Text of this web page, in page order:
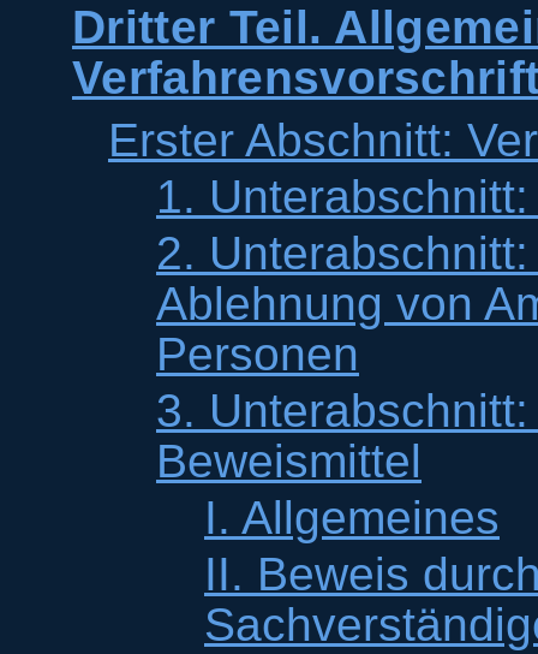
Dritter Teil.
Erster Abschnitt:
1.
2.
Ablehnung von
Personen
3.
Beweismittel
I. Allgemeines
II. Beweis